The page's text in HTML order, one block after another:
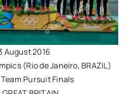
August 2016
(Rio de Janeiro, BRAZIL)
Pursuit Finals